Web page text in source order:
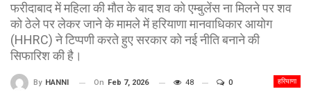
फरीदाबाद में महिला की मौत के बाद शव को एम्बुलेंस ना मिलने पर शव
को ठेले पर लेकर जाने के मामले में हरियाणा मानवाधिकार आयोग
(HHRC) ने टिप्पणी करते हुए सरकार को नई नीति बनाने की
सिफारिश की है।
हरियाणा
By HANNI On Feb 7, 2026 48 0